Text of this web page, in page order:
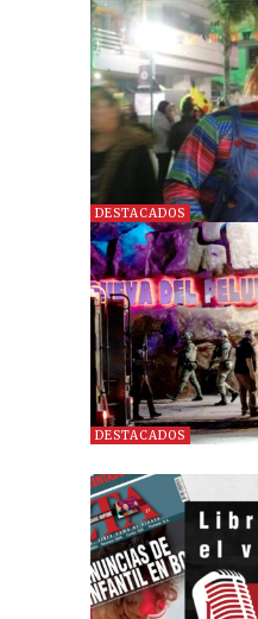
DESTACADOS
DESTACADOS